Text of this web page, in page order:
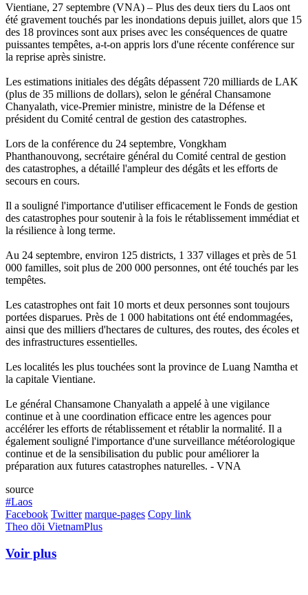
Vientiane, 27 septembre (VNA) – Plus des deux tiers du Laos ont
été gravement touchés par les inondations depuis juillet, alors que 15
des 18 provinces sont aux prises avec les conséquences de quatre
puissantes tempêtes, a-t-on appris lors d'une récente conférence sur
la reprise après sinistre.
Les estimations initiales des dégâts dépassent 720 milliards de LAK
(plus de 35 millions de dollars), selon le général Chansamone
Chanyalath, vice-Premier ministre, ministre de la Défense et
président du Comité central de gestion des catastrophes.
Lors de la conférence du 24 septembre, Vongkham
Phanthanouvong, secrétaire général du Comité central de gestion
des catastrophes, a détaillé l'ampleur des dégâts et les efforts de
secours en cours.
Il a souligné l'importance d'utiliser efficacement le Fonds de gestion
des catastrophes pour soutenir à la fois le rétablissement immédiat et
la résilience à long terme.
Au 24 septembre, environ 125 districts, 1 337 villages et près de 51
000 familles, soit plus de 200 000 personnes, ont été touchés par les
tempêtes.
Les catastrophes ont fait 10 morts et deux personnes sont toujours
portées disparues. Près de 1 000 habitations ont été endommagées,
ainsi que des milliers d'hectares de cultures, des routes, des écoles et
des infrastructures essentielles.
Les localités les plus touchées sont la province de Luang Namtha et
la capitale Vientiane.
Le général Chansamone Chanyalath a appelé à une vigilance
continue et à une coordination efficace entre les agences pour
accélérer les efforts de rétablissement et rétablir la normalité. Il a
également souligné l'importance d'une surveillance météorologique
continue et de la sensibilisation du public pour améliorer la
préparation aux futures catastrophes naturelles. - VNA
source
#Laos
Facebook Twitter marque-pages Copy link
Theo dõi VietnamPlus
Voir plus